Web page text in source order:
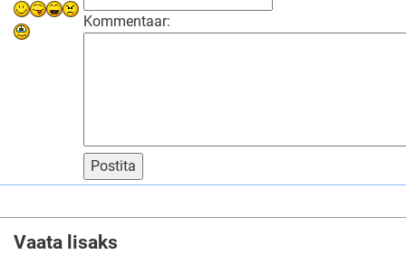
Kommentaar:
Postita
Vaata lisaks